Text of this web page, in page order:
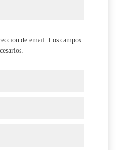
de email. Los campos